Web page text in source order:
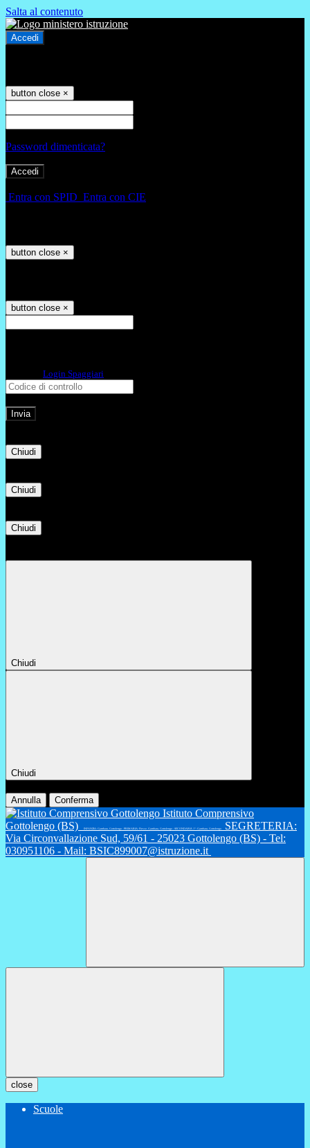
Salta al contenuto
Accedi
button close ×
Password dimenticata?
Entra con SPID Entra con CIE
button close ×
button close ×
Login Spaggiari
Chiudi
Chiudi
Chiudi
Chiudi
Chiudi
Annulla Conferma
Istituto Comprensivo
Gottolengo (BS)
INFANZIA: Gambara, Gottolengo - PRIMARIA: Fiesse, Gambara, Gottolengo - SECONDARIA 1°: Gambara, Gottolengo
SEGRETERIA:
Via Circonvallazione Sud, 59/61 - 25023 Gottolengo (BS) - Tel:
030951106 - Mail: BSIC899007@istruzione.it
close
Scuole